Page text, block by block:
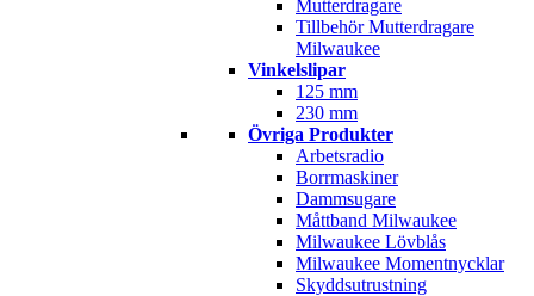
Mutterdragare
Tillbehör Mutterdragare
Milwaukee
Vinkelslipar
125 mm
230 mm
Övriga Produkter
Arbetsradio
Borrmaskiner
Dammsugare
Måttband Milwaukee
Milwaukee Lövblås
Milwaukee Momentnycklar
Skyddsutrustning